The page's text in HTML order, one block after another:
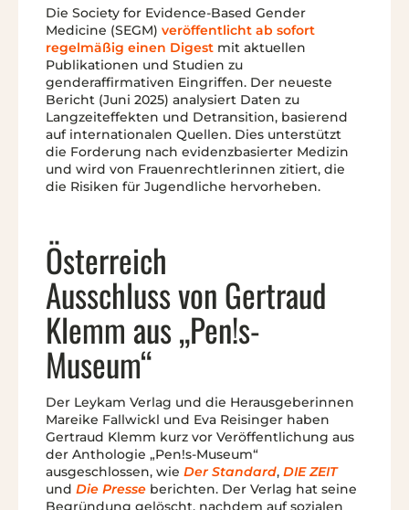
Die Society for Evidence-Based Gender
Medicine (SEGM) veröffentlicht ab sofort
regelmäßig einen Digest mit aktuellen
Publikationen und Studien zu
genderaffirmativen Eingriffen. Der neueste
Bericht (Juni 2025) analysiert Daten zu
Langzeiteffekten und Detransition, basierend
auf internationalen Quellen. Dies unterstützt
die Forderung nach evidenzbasierter Medizin
und wird von Frauenrechtlerinnen zitiert, die
die Risiken für Jugendliche hervorheben.
Österreich
Ausschluss von Gertraud
Klemm aus „Pen!s-
Museum“
Der Leykam Verlag und die Herausgeberinnen
Mareike Fallwickl und Eva Reisinger haben
Gertraud Klemm kurz vor Veröffentlichung aus
der Anthologie „Pen!s-Museum“
ausgeschlossen, wie Der Standard, DIE ZEIT
und Die Presse berichten. Der Verlag hat seine
Begründung gelöscht, nachdem auf sozialen